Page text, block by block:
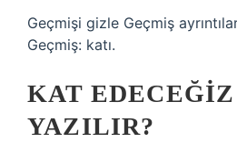
Geçmişi gizle Geçmiş
Geçmiş: katı.
KAT
YAZILIR?